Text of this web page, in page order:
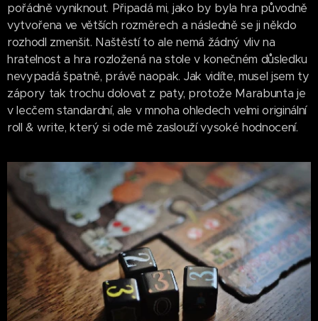
pořádně vyniknout. Připadá mi, jako by byla hra původně
vytvořena ve větších rozměrech a následně se ji někdo
rozhodl zmenšit. Naštěstí to ale nemá žádný vliv na
hratelnost a hra rozložená na stole v konečném důsledku
nevypadá špatně, právě naopak. Jak vidíte, musel jsem ty
zápory tak trochu dolovat z paty, protože Marabunta je
v lecčem standardní, ale v mnoha ohledech velmi originální
roll & write, který si ode mě zaslouží vysoké hodnocení.